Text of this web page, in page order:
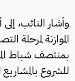
وأشار النائب،
الموازنة لمرحلة
بمنتصف شباط
للشروع بالمشاريع